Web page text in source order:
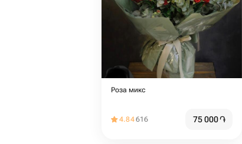
Роза микс
4.84616 75 000֏